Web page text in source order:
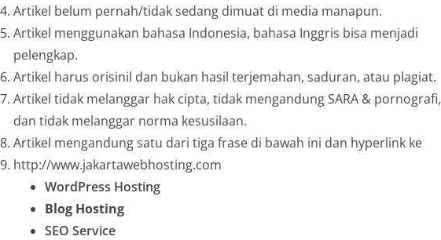
Artikel belum pernah/tidak sedang dimuat di media manapun.
Artikel menggunakan bahasa Indonesia, bahasa Inggris bisa menjadi
pelengkap.
Artikel harus orisinil dan bukan hasil terjemahan, saduran, atau plagiat.
Artikel tidak melanggar hak cipta, tidak mengandung SARA & pornografi,
dan tidak melanggar norma kesusilaan.
Artikel mengandung satu dari tiga frase di bawah ini dan hyperlink ke
http://www.jakartawebhosting.com
WordPress Hosting
Blog Hosting
SEO Service